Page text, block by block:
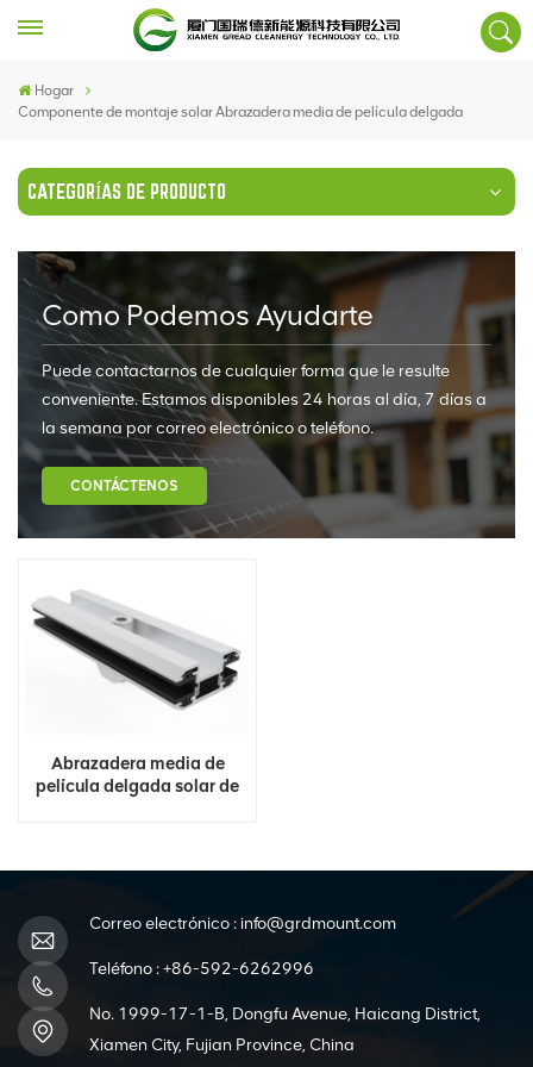
Hogar
Componente de montaje solar Abrazadera media de película delgada
CATEGORÍAS DE PRODUCTO
Como Podemos Ayudarte
Puede contactarnos de cualquier forma que le resulte
conveniente. Estamos disponibles 24 horas al día, 7 días a
la semana por correo electrónico o teléfono.
CONTÁCTENOS
Abrazadera media de
película delgada solar de
Correo electrónico : info@grdmount.com
Teléfono :+86-592-6262996
No. 1999-17-1-B, Dongfu Avenue, Haicang District,
Xiamen City, Fujian Province, China